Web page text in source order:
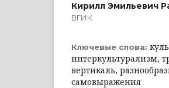
Кирилл Эмильевич
ВГИК
Ключевые слова:
интеркультурализм,
вертикаль,
самовыражения